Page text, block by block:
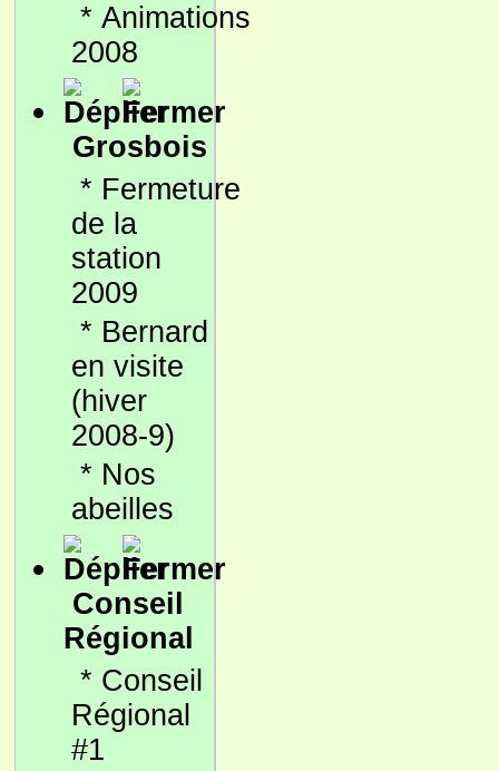
* Animations
2008
Grosbois
* Fermeture
de la
station
2009
* Bernard
en visite
(hiver
2008-9)
* Nos
abeilles
Conseil
Régional
* Conseil
Régional
#1